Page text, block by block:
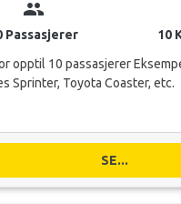
group
Passasjerer
10
opptil 10 passasjerer
Sprinter, Toyota Coaster, etc.
SE...